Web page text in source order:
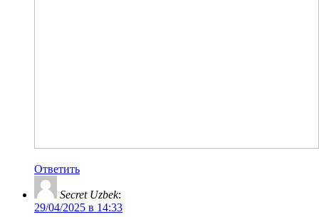
Ответить
Secret Uzbek:
29/04/2025 в 14:33